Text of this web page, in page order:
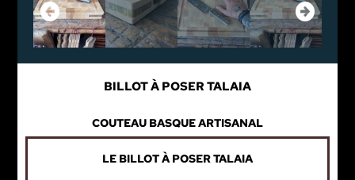
BILLOT À POSER TALAIA
COUTEAU BASQUE ARTISANAL
LE BILLOT À POSER TALAIA